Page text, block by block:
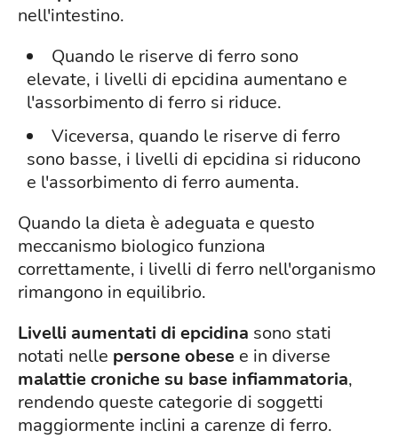
nell'intestino.
Quando le riserve di ferro sono
elevate, i livelli di epcidina aumentano e
l'assorbimento di ferro si riduce.
Viceversa, quando le riserve di ferro
sono basse, i livelli di epcidina si riducono
e l'assorbimento di ferro aumenta.
Quando la dieta è adeguata e questo
meccanismo biologico funziona
correttamente, i livelli di ferro nell'organismo
rimangono in equilibrio.
Livelli aumentati di epcidina sono stati
notati nelle persone obese e in diverse
malattie croniche su base infiammatoria,
rendendo queste categorie di soggetti
maggiormente inclini a carenze di ferro.